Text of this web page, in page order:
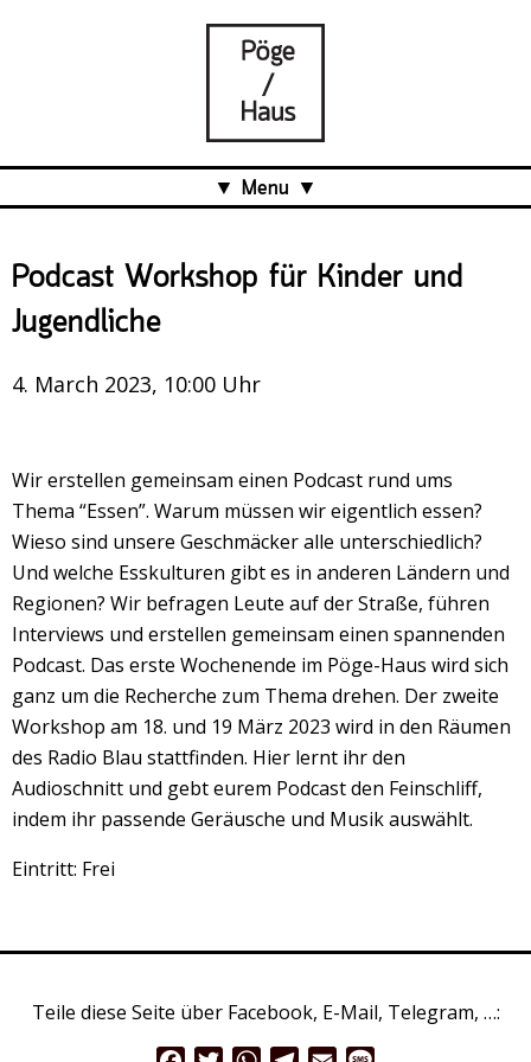
Menu
Projects
Mitarbeit
Veranstaltungsrückblick
Kontakt und Anfahrt
Datenschutz
Räume mieten
#4696 (no title)
Presse/Newsletter
Podcast Workshop für Kinder und
Jugendliche
4. March 2023, 10:00 Uhr
Wir erstellen gemeinsam einen Podcast rund ums
Thema “Essen”. Warum müssen wir eigentlich essen?
Wieso sind unsere Geschmäcker alle unterschiedlich?
Und welche Esskulturen gibt es in anderen Ländern und
Regionen? Wir befragen Leute auf der Straße, führen
Interviews und erstellen gemeinsam einen spannenden
Podcast. Das erste Wochenende im Pöge-Haus wird sich
ganz um die Recherche zum Thema drehen. Der zweite
Workshop am 18. und 19 März 2023 wird in den Räumen
des Radio Blau stattfinden. Hier lernt ihr den
Audioschnitt und gebt eurem Podcast den Feinschliff,
indem ihr passende Geräusche und Musik auswählt.
Eintritt: Frei
Teile diese Seite über Facebook, E-Mail, Telegram, …: